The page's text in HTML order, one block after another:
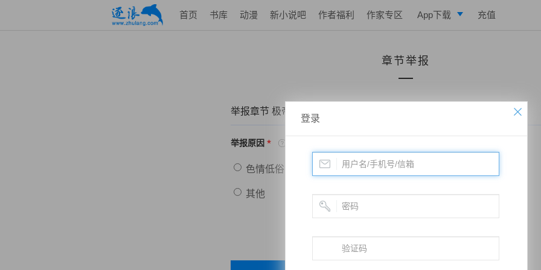
首页 书库 动漫 新小说吧 作者福利 作家专区 App下载
写作助手
充值
章节举报
举报章节 极帝战尊——第一千五百零七章、帝鸿败北
举报原因 *
色情低俗 政治敏感 暴力低俗
其他
登录